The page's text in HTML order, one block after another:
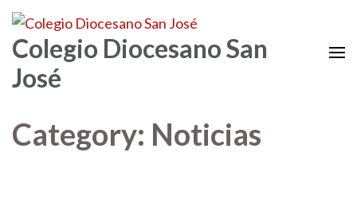
Colegio Diocesano San
José
Category: Noticias